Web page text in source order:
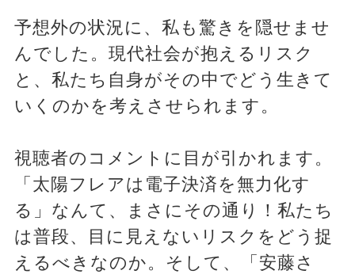
予想外の状況に、私も驚きを隠せませ
んでした。現代社会が抱えるリスク
と、私たち自身がその中でどう生きて
いくのかを考えさせられます。
視聴者のコメントに目が引かれます。
「太陽フレアは電子決済を無力化す
る」なんて、まさにその通り！私たち
は普段、目に見えないリスクをどう捉
えるべきなのか。そして、「安藤さ